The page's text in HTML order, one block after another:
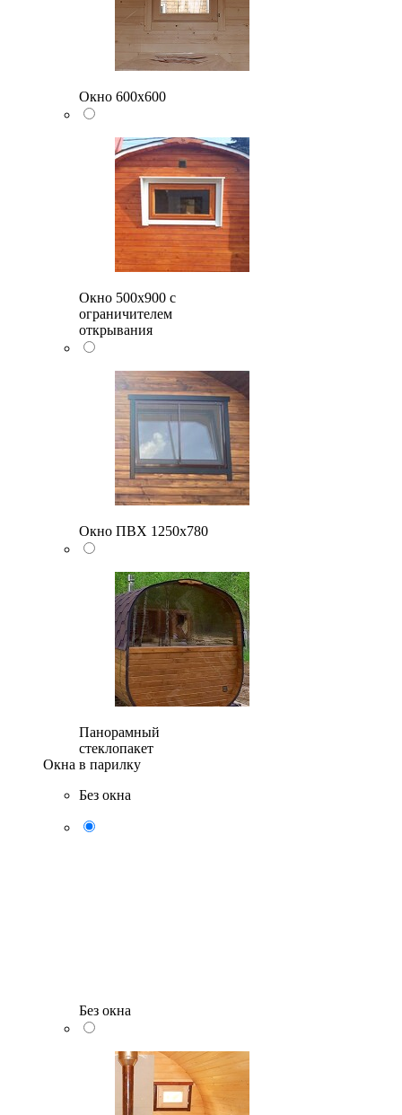
Окно 600х600
Окно 500x900 с
ограничителем
открывания
Окно ПВХ 1250х780
Панорамный
стеклопакет
Окна в парилку
Без окна
Без окна